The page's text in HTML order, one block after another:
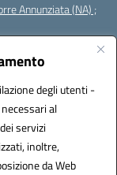
degli utenti -
al
servizi
inoltre,
da Web
Annunziata (NA) ;
istsc_nais04100b